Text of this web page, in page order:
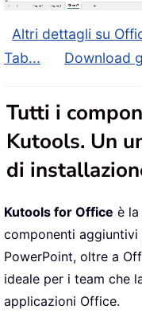
Altri dettagli su
Tab...
Download
Tutti i
Kutools. Un
di
Kutools for Office è
componenti aggiuntivi
PowerPoint, oltre a
ideale per i team che
applicazioni Office.